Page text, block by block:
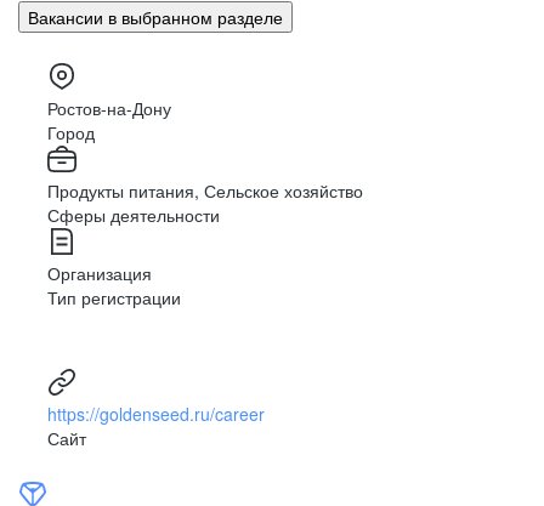
Вакансии в выбранном разделе
Ростов-на-Дону
Город
Продукты питания, Сельское хозяйство
Сферы деятельности
Организация
Тип регистрации
https://goldenseed.ru/career
Сайт